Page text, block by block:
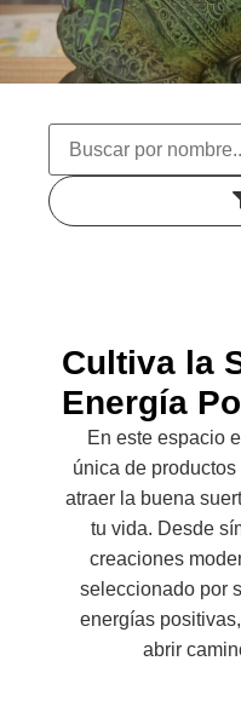
Cultiva la
Energía
En este espacio
única de
atraer la buena
tu vida. Desde
creaciones
seleccionado por
energías
abrir